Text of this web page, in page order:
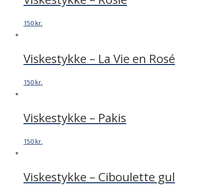
150kr.
Viskestykke – La Vie en Rosé
150kr.
Viskestykke – Pakis
150kr.
Viskestykke – Ciboulette gul